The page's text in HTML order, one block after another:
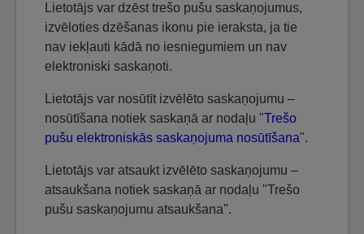
Lietotājs var dzēst trešo pušu saskaņojumus,
izvēloties dzēšanas ikonu pie ieraksta, ja tie
nav iekļauti kādā no iesniegumiem un nav
elektroniski saskaņoti.
Lietotājs var nosūtīt izvēlēto saskaņojumu –
nosūtīšana notiek saskaņā ar nodaļu "Trešo
pušu elektroniskās saskaņojuma nosūtīšana".
Lietotājs var atsaukt izvēlēto saskaņojumu –
atsaukšana notiek saskaņā ar nodaļu "Trešo
pušu saskaņojumu atsaukšana".